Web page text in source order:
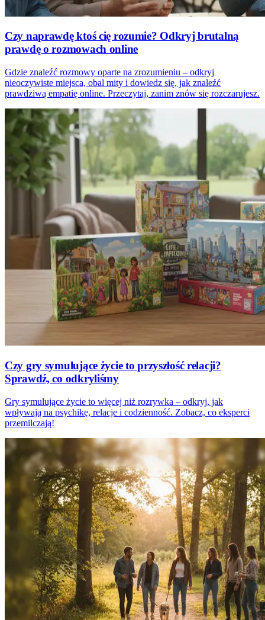
Czy naprawdę ktoś cię rozumie? Odkryj brutalną
prawdę o rozmowach online
Gdzie znaleźć rozmowy oparte na zrozumieniu – odkryj
nieoczywiste miejsca, obal mity i dowiedz się, jak znaleźć
prawdziwą empatię online. Przeczytaj, zanim znów się rozczarujesz.
Czy gry symulujące życie to przyszłość relacji?
Sprawdź, co odkryliśmy
Gry symulujące życie to więcej niż rozrywka – odkryj, jak
wpływają na psychikę, relacje i codzienność. Zobacz, co eksperci
przemilczają!